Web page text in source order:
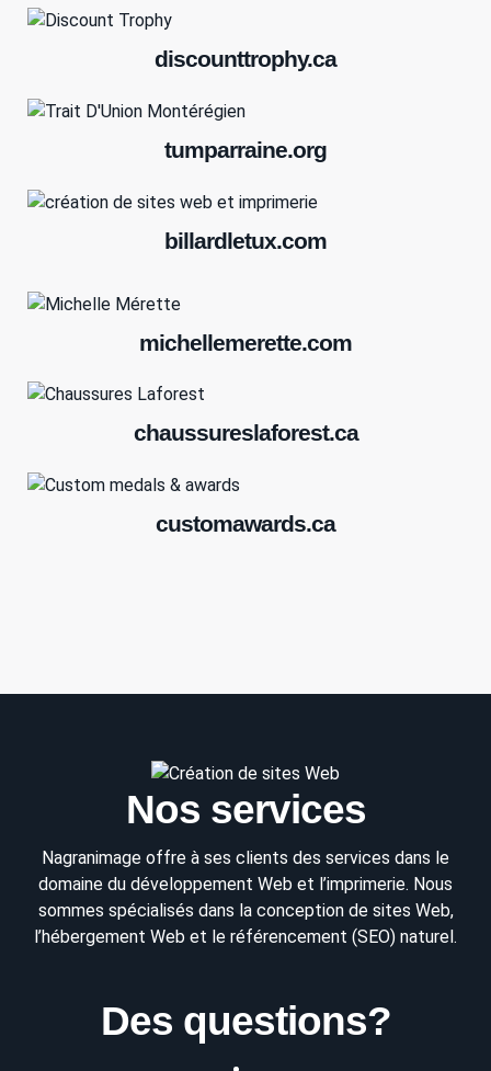
discounttrophy.ca
tumparraine.org
billardletux.com
michellemerette.com
chaussureslaforest.ca
customawards.ca
Nos services
Nagranimage offre à ses clients des services dans le
domaine du développement Web et l’imprimerie. Nous
sommes spécialisés dans la conception de sites Web,
l’hébergement Web et le référencement (SEO) naturel.
Des questions?